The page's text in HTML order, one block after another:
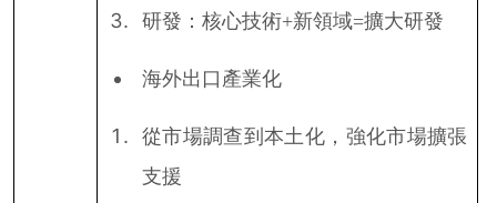
研發：核心技術+新領域=擴大研發
海外出口產業化
從市場調查到本土化，強化市場擴張
支援